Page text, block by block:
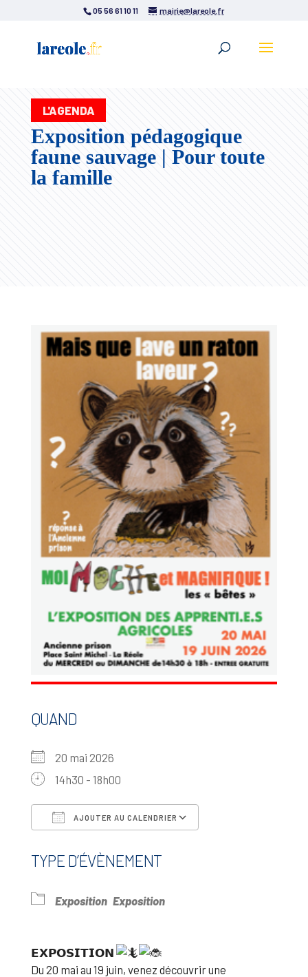
05 56 61 10 11 mairie@lareole.fr
L'AGENDA
Exposition pédagogique
faune sauvage | Pour toute
la famille
QUAND
20 mai 2026
14h30 - 18h00
AJOUTER AU CALENDRIER
TYPE D’ÉVÈNEMENT
Exposition Exposition
𝗘𝗫𝗣𝗢𝗦𝗜𝗧𝗜𝗢𝗡
Du 20 mai au 19 juin, venez découvrir une